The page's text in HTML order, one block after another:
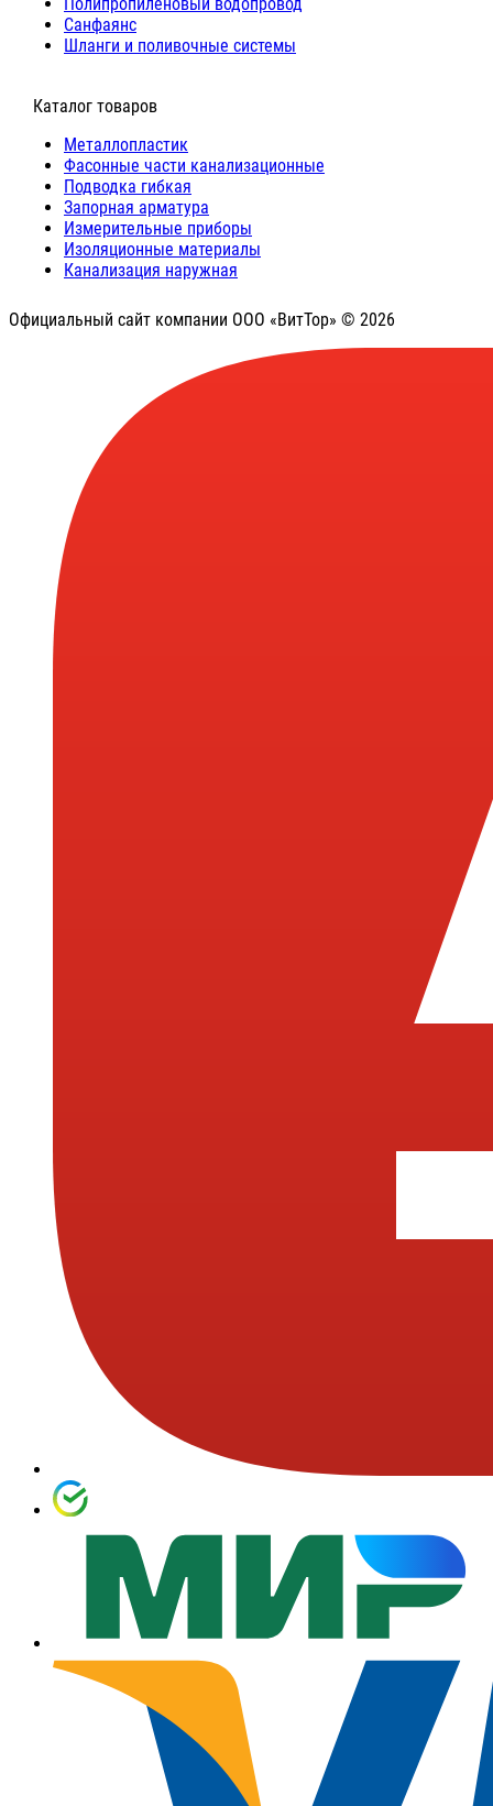
Санфаянс
Шланги и поливочные системы
⠀Каталог товаров
Металлопластик
Фасонные части канализационные
Подводка гибкая
Запорная арматура
Измерительные приборы
Изоляционные материалы
Канализация наружная
Официальный сайт компании ООО «ВитТор» © 2026